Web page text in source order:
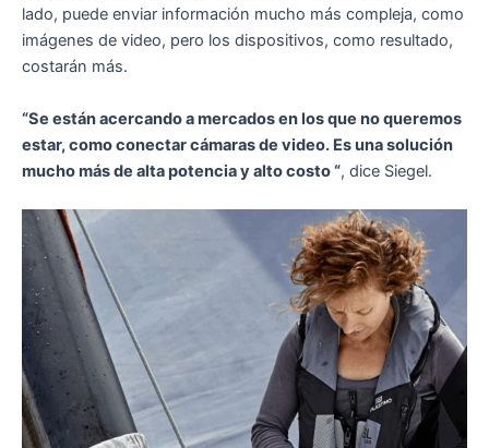
lado, puede enviar información mucho más compleja, como
imágenes de video, pero los dispositivos, como resultado,
costarán más.
“Se están acercando a mercados en los que no queremos
estar, como conectar cámaras de video. Es una solución
mucho más de alta potencia y alto costo “, dice Siegel.